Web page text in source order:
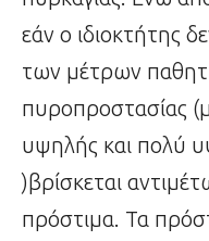
εάν ο ιδιοκτήτης
των μέτρων
πυροπροστασίας
υψηλής και πολύ
)βρίσκεται
πρόστιμα. Τα